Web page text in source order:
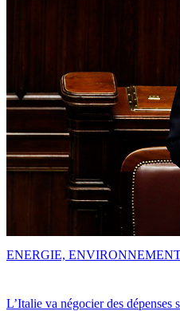
L’Italie va négocier des dépenses
ENERGIE,